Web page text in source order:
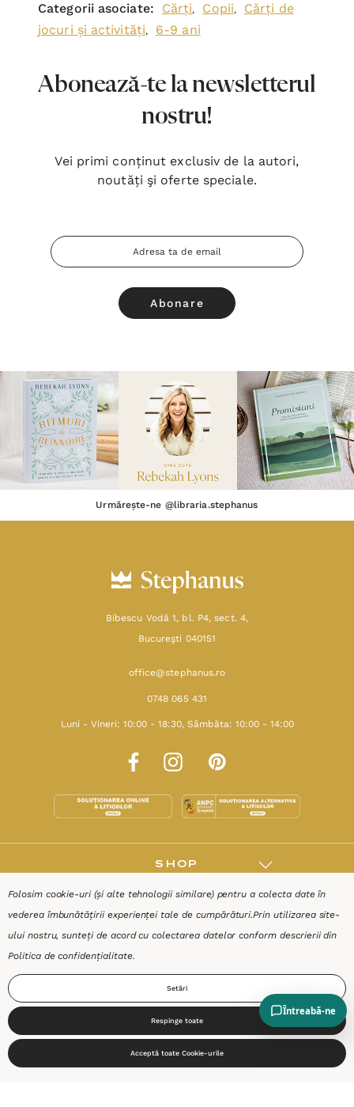
Categorii asociate: Cărți, Copii,
Cărți de
jocuri și activități, 6-9 ani
Abonează-te la newsletterul
nostru!
Vei primi conținut exclusiv de la autori,
noutăți şi oferte speciale.
Adresa
Email
Urmărește-ne @libraria.stephanus
Bibescu Vodă 1, bl. P4, sect. 4,
Bucureşti 040151
office@stephanus.ro
0748 065 431
Luni - Vineri: 10:00 - 18:30, Sâmbăta: 10:00 - 14:00
SHOP
Termeni & Condiții Date de identificare
Start Produse
Coș
Caută Cont
Folosim cookie-uri (și alte tehnologii similare) pentru a colecta date în
vederea îmbunătățirii experienței tale de cumpărături.Prin utilizarea site-
ului nostru, sunteți de acord cu colectarea datelor conform descrierii din
Politica de confidențialitate.
Setări
Respinge toate
Acceptă toate Cookie-urile